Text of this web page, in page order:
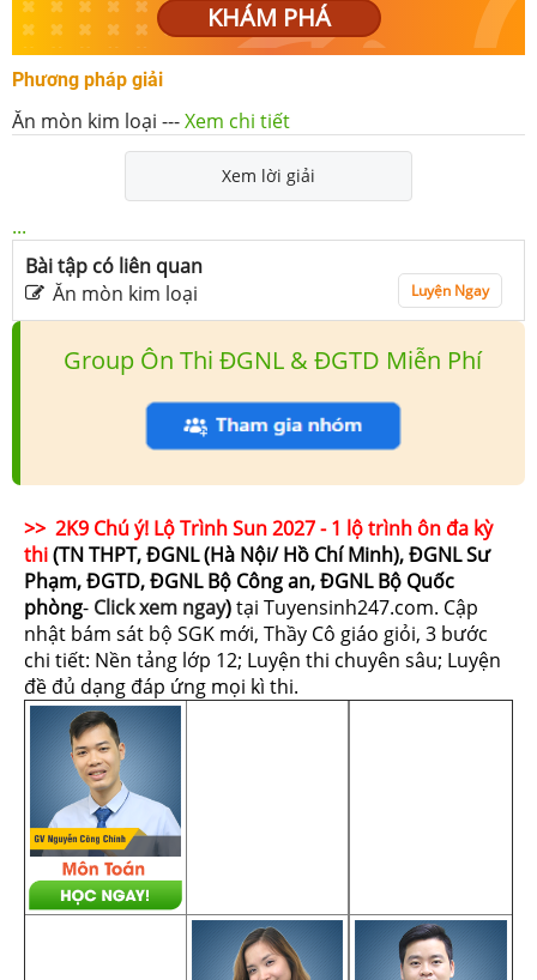
KHÁM PHÁ
Phương pháp giải
Ăn mòn kim loại ---Xem chi tiết
Xem lời giải
...
Bài tập có liên quan
Ăn mòn kim loại
Luyện Ngay
Group Ôn Thi ĐGNL & ĐGTD Miễn Phí
>> 2K9 Chú ý! Lộ Trình Sun 2027 - 1 lộ trình ôn đa kỳ
thi(TN THPT, ĐGNL (Hà Nội/ Hồ Chí Minh), ĐGNL Sư
Phạm, ĐGTD, ĐGNL Bộ Công an, ĐGNL Bộ Quốc
phòng- Click xem ngay)tại Tuyensinh247.com. Cập
nhật bám sát bộ SGK mới, Thầy Cô giáo giỏi, 3 bước
chi tiết: Nền tảng lớp 12; Luyện thi chuyên sâu; Luyện
đề đủ dạng đáp ứng mọi kì thi.